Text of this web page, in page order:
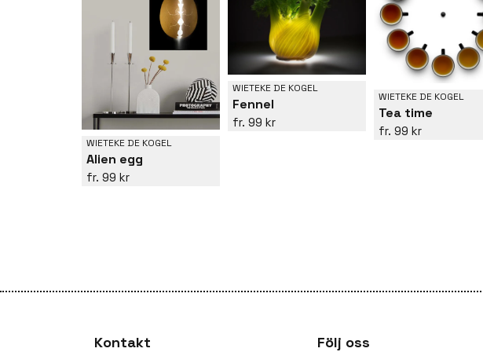
WIETEKE DE KOGEL
Alien egg
99 kr
WIETEKE DE KOGEL
Fennel
99 kr
WIETEKE DE KOGEL
Tea time
99 kr
Kontakt Följ oss